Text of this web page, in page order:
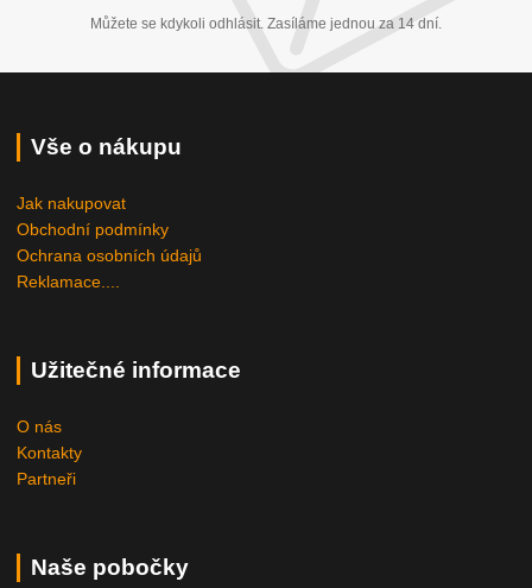
Můžete se kdykoli odhlásit. Zasíláme jednou za 14 dní.
Vše o nákupu
Jak nakupovat
Obchodní podmínky
Ochrana osobních údajů
Reklamace....
Užitečné informace
O nás
Kontakty
Partneři
Naše pobočky